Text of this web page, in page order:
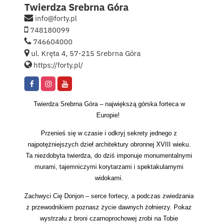
Twierdza Srebrna Góra
748180099
746604000
ul. Kręta 4, 57-215 Srebrna Góra
info@forty.pl
https://forty.pl/
Twierdza Srebrna Góra – największą górska forteca w
Europie!
Przenieś się w czasie i odkryj sekrety jednego z
najpotężniejszych dzieł architektury obronnej XVIII wieku.
Ta niezdobyta twierdza, do dziś imponuje monumentalnymi
murami, tajemniczymi korytarzami i spektakularnymi
widokami.
Zachwyci Cię Donjon – serce fortecy, a podczas zwiedzania
z przewodnikiem poznasz życie dawnych żołnierzy. Pokaz
wystrzału z broni czarnoprochowej zrobi na Tobie